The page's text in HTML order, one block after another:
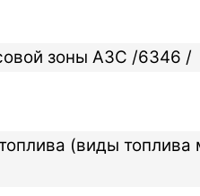
зоны АЗС /6346 /
(виды